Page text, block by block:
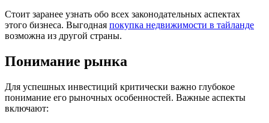
Стоит заранее узнать обо всех законодательных аспектах
этого бизнеса. Выгодная покупка недвижимости в тайланде
возможна из другой страны.
Понимание рынка
Для успешных инвестиций критически важно глубокое
понимание его рыночных особенностей. Важные аспекты
включают: